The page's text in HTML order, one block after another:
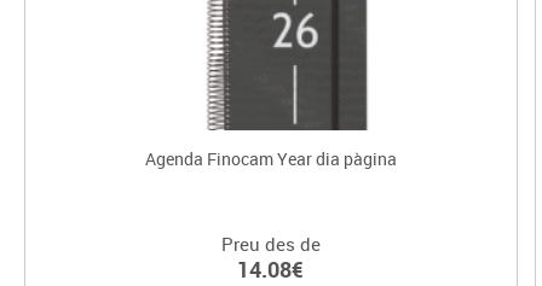
Agenda Finocam Year dia pàgina
Preu des de
14.08€